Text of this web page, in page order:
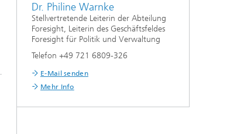
Dr. Philine Warnke
Stellvertretende Leiterin der Abteilung
Foresight, Leiterin des Geschäftsfeldes
Foresight für Politik und Verwaltung
Telefon +49 721 6809-326
E-Mail senden
Mehr Info